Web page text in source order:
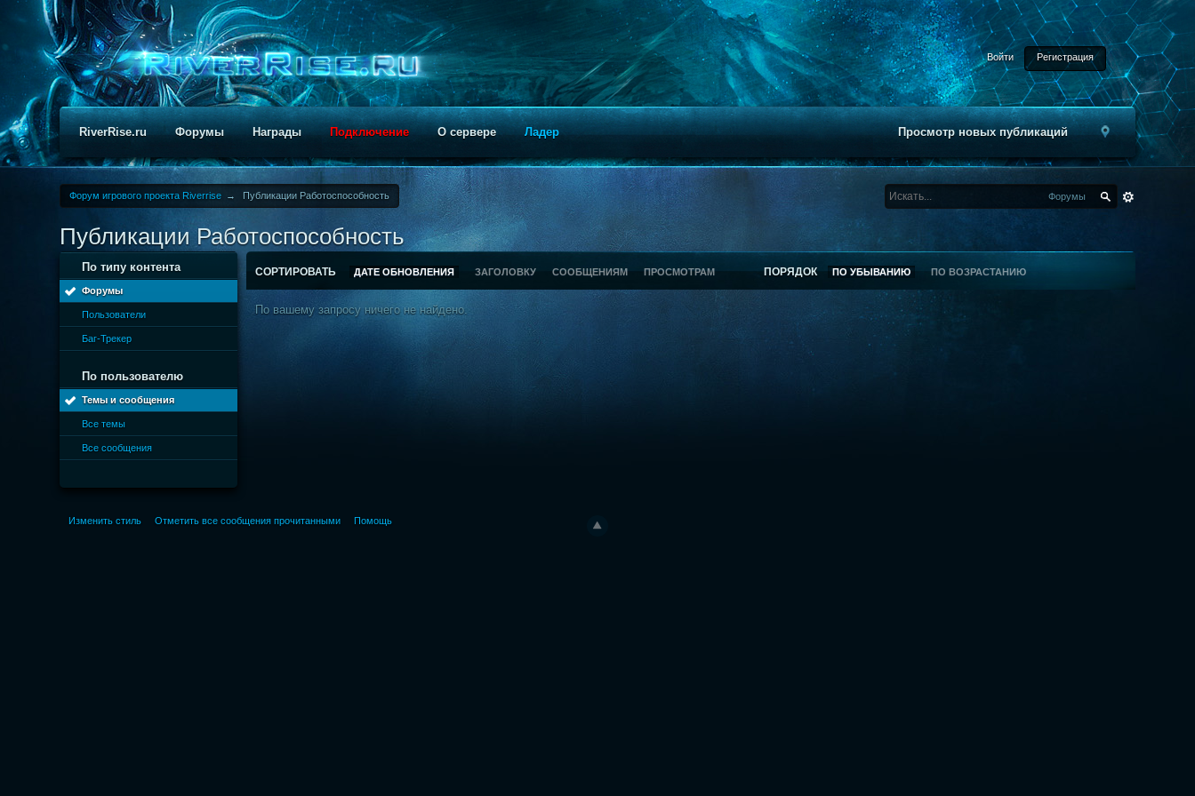
Войти Регистрация
Просмотр новых публикаций
RiverRise.ru Форумы Награды Подключение О сервере Ладер
Форум игрового проекта Riverrise → Публикации Работоспособность Форумы
Публикации Работоспособность
По типу контента
Форумы
Пользователи
Баг-Трекер
По пользователю
Темы и сообщения
Все темы
Все сообщения
СОРТИРОВАТЬ ДАТЕ ОБНОВЛЕНИЯ ЗАГОЛОВКУ СООБЩЕНИЯМ ПРОСМОТРАМ ПОРЯДОК ПО УБЫВАНИЮ ПО ВОЗРАСТАНИЮ
По вашему запросу ничего не найдено.
Изменить стиль Отметить все сообщения прочитанными Помощь